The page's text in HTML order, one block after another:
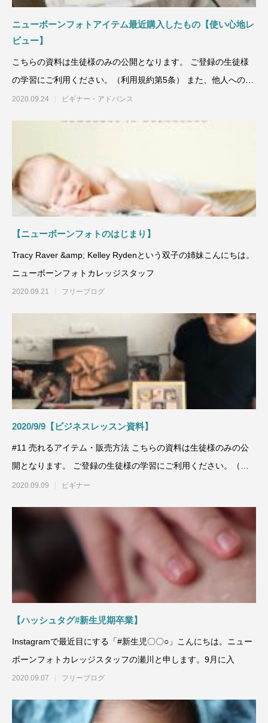
ニューボーンフォトアイテム最近購入したもの【使い心地レ
ビュー】
こちらの資料は生徒様のみの公開となります。 ご登録の生徒様
の学習にご利用ください。（利用規約第5条） また、他人への譲
渡、コピ
2020.09.24 ビギナー・アドバンス
【ニューボーンフォトのはじまり】
Tracy Raver &amp; Kelley Rydenという双子の姉妹こんにちは。
ニューボーンフォトカレッジスタッフ
2020.09.21 フリーブログ
2020/9/9【ビジネスレッスン資料】
#11 売れるアイテム・販売方法 こちらの資料は生徒様のみの公
開となります。 ご登録の生徒様の学習にご利用ください。（利
用
2020.09.09 ビギナー
【ハッシュタグ#新生児期卒業】
Instagramで最近目にする「#新生児〇〇○」こんにちは。ニュー
ボーンフォトカレッジスタッフの瀬川と申します。9月に入
2020.09.07 フリーブログ